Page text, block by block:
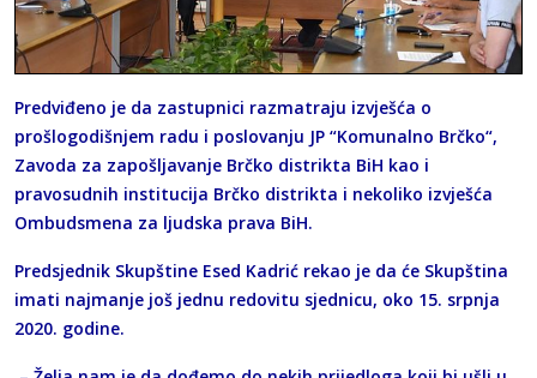
Predviđeno je da zastupnici razmatraju izvješća o
prošlogodišnjem radu i poslovanju JP “Komunalno Brčko“,
Zavoda za zapošljavanje Brčko distrikta BiH kao i
pravosudnih institucija Brčko distrikta i nekoliko izvješća
Ombudsmena za ljudska prava BiH.
Predsjednik Skupštine Esed Kadrić rekao je da će Skupština
imati najmanje još jednu redovitu sjednicu, oko 15. srpnja
2020. godine.